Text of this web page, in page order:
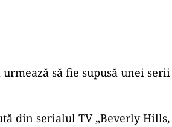
să fie supusă unei
din serialul TV „Beverly